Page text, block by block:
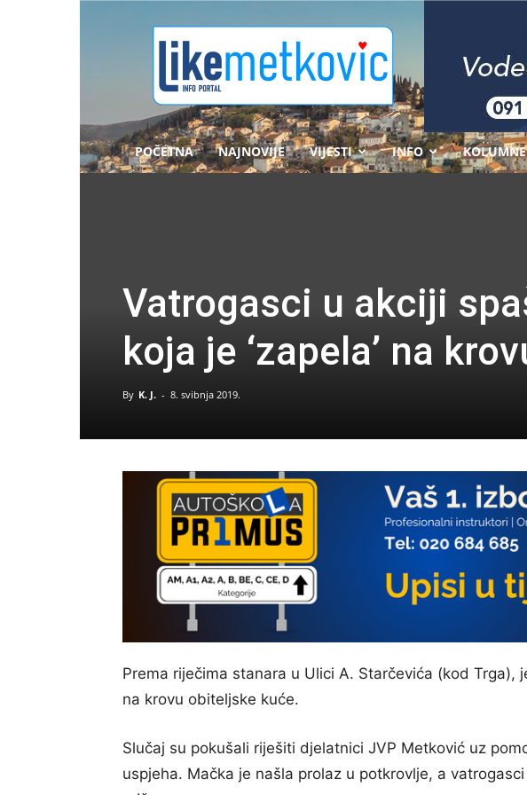
POČETNA NAJNOVIJE VIJESTI INFO KOLUMNE
Vatrogasci u akciji
koja je ‘zapela’ na
By K. J. - 8. svibnja 2019.
Prema riječima stanara u Ulici A. Starčevića (kod Trga),
na krovu obiteljske kuće.
Slučaj su pokušali riješiti djelatnici JVP Metković uz
uspjeha. Mačka je našla prolaz u potkrovlje, a